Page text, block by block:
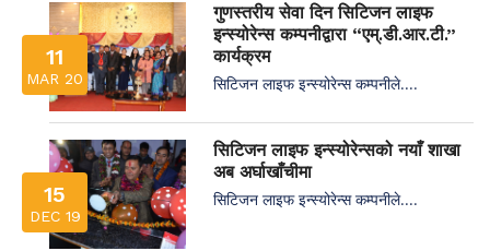
11
MAR 20
गुणस्तरीय सेवा दिन सिटिजन लाइफ
इन्स्योरेन्स कम्पनीद्वारा “एम्.डी.आर.टी.”
कार्यक्रम
सिटिजन लाइफ इन्स्योरेन्स कम्पनीले....
15
DEC 19
सिटिजन लाइफ इन्स्योरेन्सको नयाँ शाखा
अब अर्घाखाँचीमा
सिटिजन लाइफ इन्स्योरेन्स कम्पनीले....